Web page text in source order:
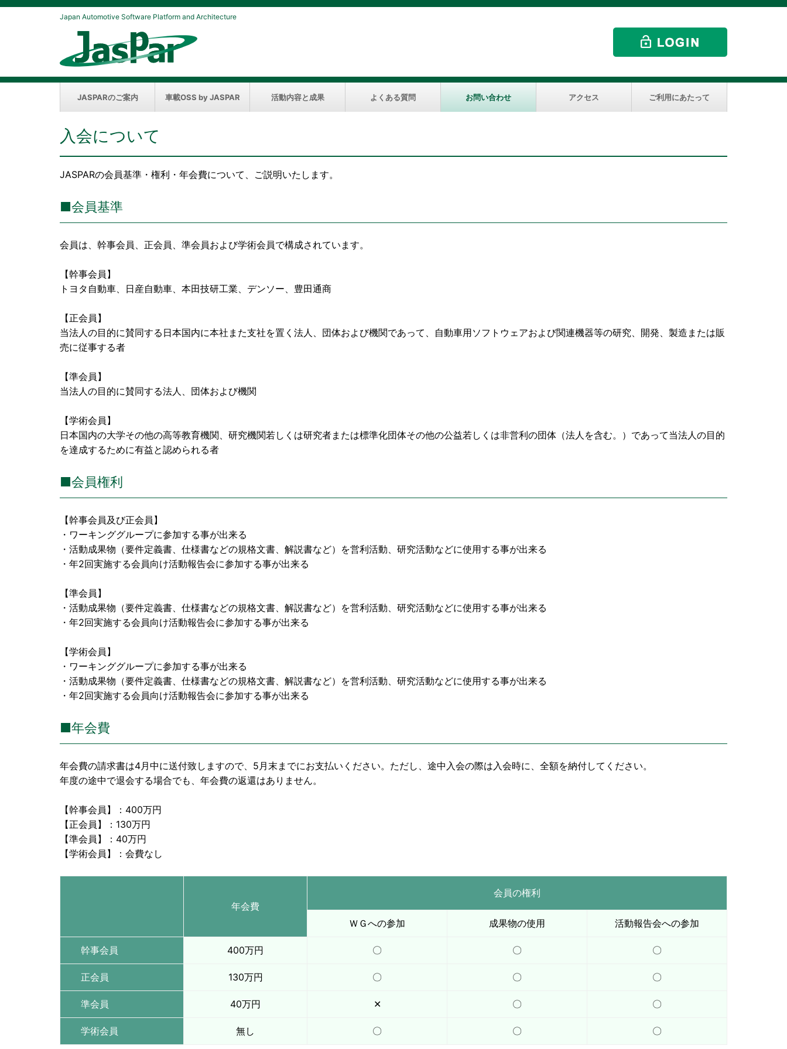
Japan Automotive Software Platform and Architecture
JASPARのご案内 車載OSS by JASPAR 活動内容と成果 よくある質問 お問い合わせ アクセス ご利用にあたって
入会について
JASPARの会員基準・権利・年会費について、ご説明いたします。
■会員基準
会員は、幹事会員、正会員、準会員および学術会員で構成されています。
【幹事会員】
トヨタ自動車、日産自動車、本田技研工業、デンソー、豊田通商
【正会員】
当法人の目的に賛同する日本国内に本社また支社を置く法人、団体および機関であって、自動車用ソフトウェアおよび関連機器等の研究、開発、製造または販
売に従事する者
【準会員】
当法人の目的に賛同する法人、団体および機関
【学術会員】
日本国内の大学その他の高等教育機関、研究機関若しくは研究者または標準化団体その他の公益若しくは非営利の団体（法人を含む。）であって当法人の目的
を達成するために有益と認められる者
■会員権利
【幹事会員及び正会員】
・ワーキンググループに参加する事が出来る
・活動成果物（要件定義書、仕様書などの規格文書、解説書など）を営利活動、研究活動などに使用する事が出来る
・年2回実施する会員向け活動報告会に参加する事が出来る
【準会員】
・活動成果物（要件定義書、仕様書などの規格文書、解説書など）を営利活動、研究活動などに使用する事が出来る
・年2回実施する会員向け活動報告会に参加する事が出来る
【学術会員】
・ワーキンググループに参加する事が出来る
・活動成果物（要件定義書、仕様書などの規格文書、解説書など）を営利活動、研究活動などに使用する事が出来る
・年2回実施する会員向け活動報告会に参加する事が出来る
■年会費
年会費の請求書は4月中に送付致しますので、5月末までにお支払いください。ただし、途中入会の際は入会時に、全額を納付してください。
年度の途中で退会する場合でも、年会費の返還はありません。
【幹事会員】：400万円
【正会員】：130万円
【準会員】：40万円
【学術会員】：会費なし
年会費
会員の権利
ＷＧへの参加 成果物の使用 活動報告会への参加
幹事会員 400万円 〇 〇 〇
正会員 130万円 〇 〇 〇
準会員 40万円 ✕ 〇 〇
学術会員 無し 〇 〇 〇